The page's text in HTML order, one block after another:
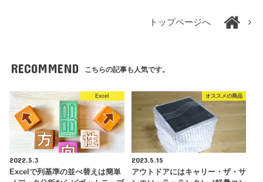
トップページへ
RECOMMEND こちらの記事も人気です。
Excel
2022.5.3
Excelで列基準の並べ替えは簡単
オススメの商品
2023.5.15
アウトドアにはキャリー・ザ・サ